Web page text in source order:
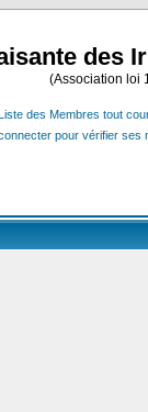
des
(Association loi
des Membres tout
pour vérifier ses